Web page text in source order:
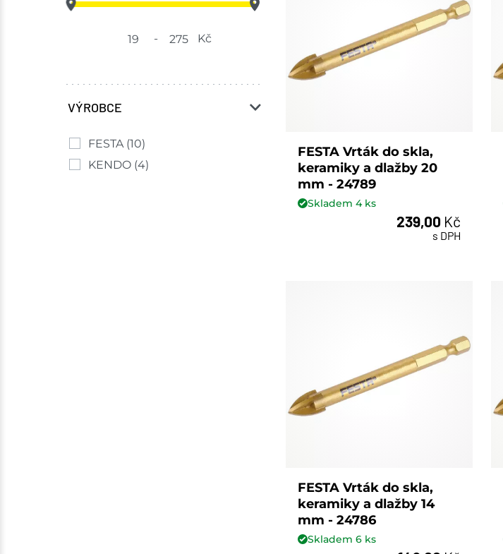
- Kč
VÝROBCE
FESTA (10)
KENDO (4)
FESTA Vrták do skla,
keramiky a dlažby 20
mm - 24789
Skladem4ks
239,00 Kč
s DPH
FESTA Vrták do skla,
keramiky a dlažby 14
mm - 24786
Skladem6 ks